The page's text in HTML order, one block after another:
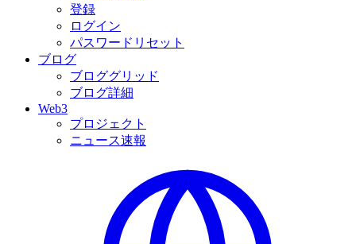
登録
ログイン
パスワードリセット
ブログ
ブロググリッド
ブログ詳細
Web3
プロジェクト
ニュース速報